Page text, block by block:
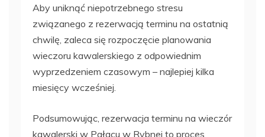
Aby uniknąć niepotrzebnego stresu
związanego z rezerwacją terminu na ostatnią
chwilę, zaleca się rozpoczęcie planowania
wieczoru kawalerskiego z odpowiednim
wyprzedzeniem czasowym – najlepiej kilka
miesięcy wcześniej.
Podsumowując, rezerwacja terminu na wieczór
kawalerski w Pałacu w Rybnej to proces